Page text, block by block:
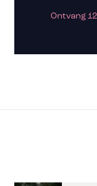
Ontvang